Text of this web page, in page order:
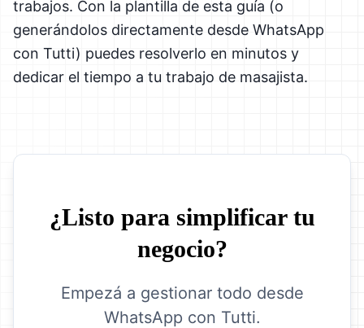
trabajos. Con la plantilla de esta guía (o
generándolos directamente desde WhatsApp
con Tutti) puedes resolverlo en minutos y
dedicar el tiempo a tu trabajo de masajista.
¿Listo para simplificar tu
negocio?
Empezá a gestionar todo desde
WhatsApp con Tutti.